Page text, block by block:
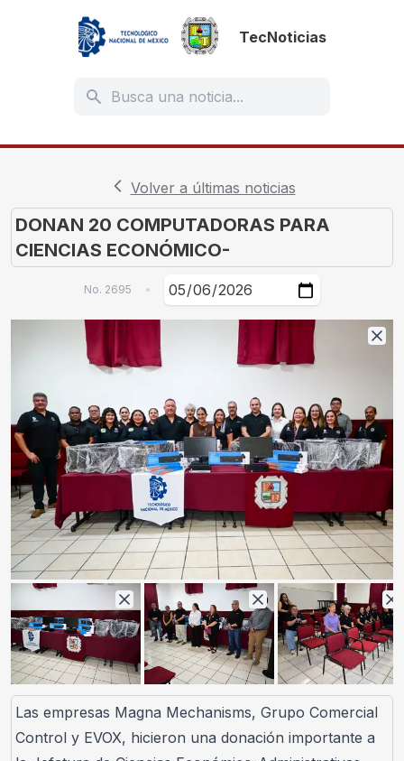
TecNoticias
Volver a últimas noticias
No. 2695
Las empresas Magna Mechanisms, Grupo Comercial
Control y EVOX, hicieron una donación importante a